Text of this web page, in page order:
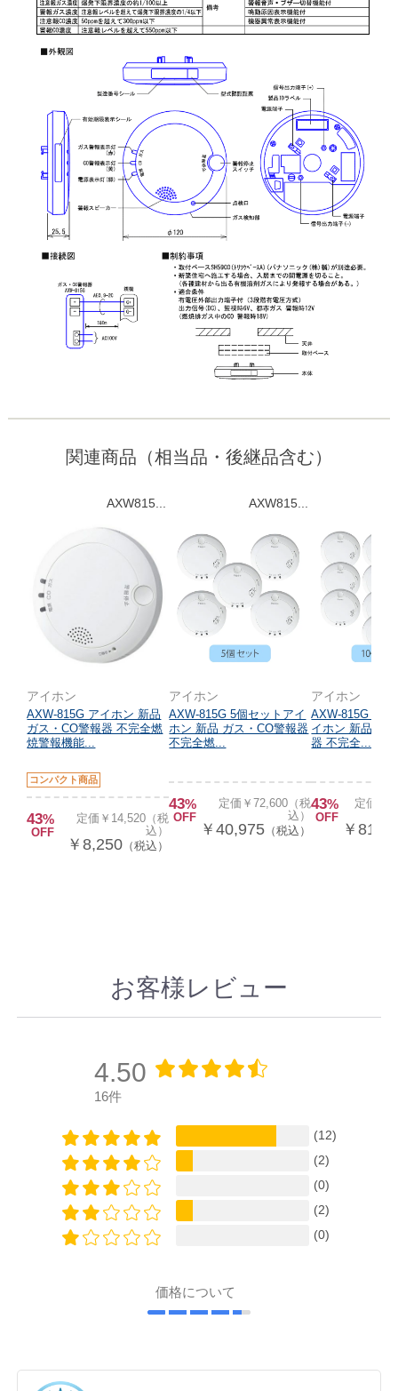
関連商品（相当品・後継品含む）
AXW815...
アイホン
AXW-815G アイホン 新品
ガス・CO警報器 不完全燃
焼警報機能...
コンパクト商品
43%
OFF
定価￥14,520（税
込）
￥8,250 （税込）
AXW815...
アイホン
AXW-815G 5個セットアイ
ホン 新品 ガス・CO警報器
不完全燃...
43%
OFF
定価￥72,600（税
込）
￥40,975 （税込）
アイホン
AXW-815G 10
イホン 新品 ガ
器 不完全...
43%
OFF
定価￥
￥
お客様レビュー
4.50
16件
(12)
(2)
(0)
(2)
(0)
価格について